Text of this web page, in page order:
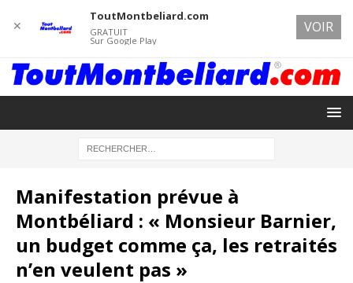
Manifestation prévue à
Montbéliard : « Monsieur Barnier,
un budget comme ça, les retraités
n’en veulent pas »
✕
ToutMontbeliard.com
GRATUIT
Sur Google Play
VOIR